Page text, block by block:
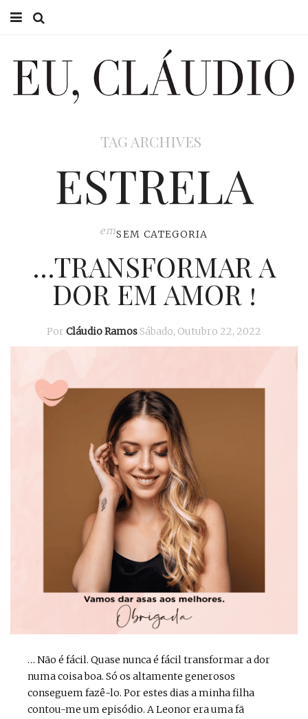
EU CLÁUDIO
TAG ARCHIVES
ESTRELA
emSEM CATEGORIA
…TRANSFORMAR A
DOR EM AMOR !
Por Cláudio Ramos Sábado, Outubro 22, 2022
… Não é fácil. Quase nunca é fácil transformar a dor
numa coisa boa. Só os altamente generosos
conseguem fazê-lo. Por estes dias a minha filha
contou-me um episódio. A Leonor era uma fã